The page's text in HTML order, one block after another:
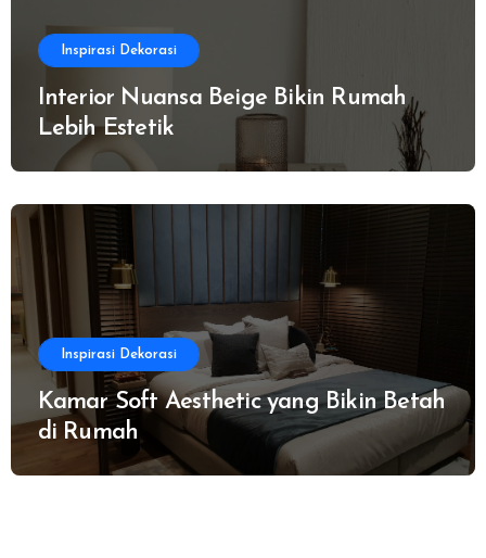
Inspirasi Dekorasi
Interior Nuansa Beige Bikin Rumah
Lebih Estetik
Inspirasi Dekorasi
Kamar Soft Aesthetic yang Bikin Betah
di Rumah